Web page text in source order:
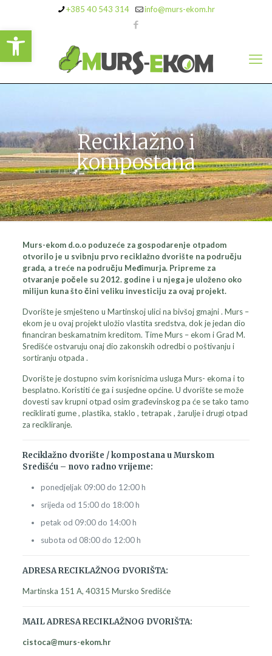
Open toolbar
+385 40 543 314 info@murs-ekom.hr
Reciklažno i
kompostana
Murs-ekom d.o.o poduzeće za gospodarenje otpadom
otvorilo je u svibnju prvo reciklažno dvorište na području
grada, a treće na području Međimurja. Pripreme za
otvaranje počele su 2012. godine i u njega je uloženo oko
milijun kuna što čini veliku investiciju za ovaj projekt.
Dvorište je smješteno u Martinskoj ulici na bivšoj gmajni . Murs –
ekom je u ovaj projekt uložio vlastita sredstva, dok je jedan dio
financiran beskamatnim kreditom. Time Murs – ekom i Grad M.
Središće ostvaruju onaj dio zakonskih odredbi o poštivanju i
sortiranju otpada .
Dvorište je dostupno svim korisnicima usluga Murs- ekoma i to
besplatno. Koristiti će ga i susjedne općine. U dvorište se može
dovesti sav krupni otpad osim građevinskog pa će se tako tamo
reciklirati gume , plastika, staklo , tetrapak , žarulje i drugi otpad
za recikliranje.
Reciklažno dvorište / kompostana u Murskom
Središću – novo radno vrijeme:
ponedjeljak 09:00 do 12:00 h
srijeda od 15:00 do 18:00 h
petak od 09:00 do 14:00 h
subota od 08:00 do 12:00 h
ADRESA RECIKLAŽNOG DVORIŠTA:
Martinska 151 A, 40315 Mursko Središće
MAIL ADRESA RECIKLAŽNOG DVORIŠTA:
cistoca@murs-ekom.hr